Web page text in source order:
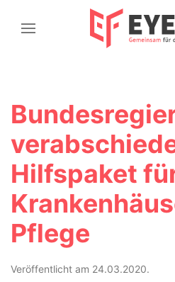
Hilfspaket
Pflege
Veröffentlicht am 24.03.2020.